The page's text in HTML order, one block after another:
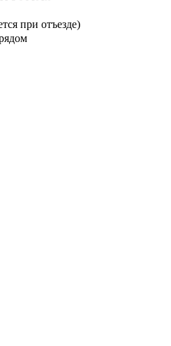
при отъезде)